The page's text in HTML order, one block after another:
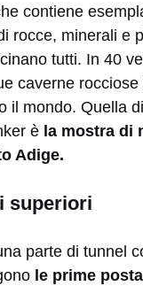
contiene
rocce, minerali e
tutti. In 40
caverne
il mondo. Quella
è la mostra di
Adige.
superiori
parte di tunnel
le prime